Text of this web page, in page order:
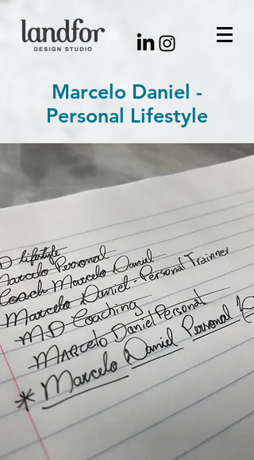
Marcelo Daniel -
Personal Lifestyle